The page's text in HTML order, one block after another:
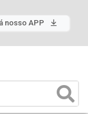
nosso APP